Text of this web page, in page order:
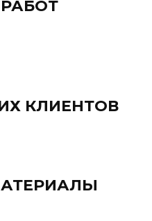
КЛИЕНТОВ